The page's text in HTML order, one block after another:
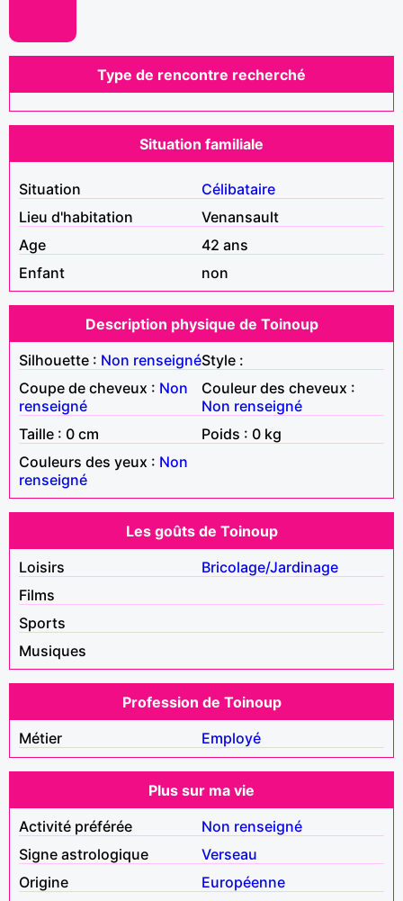
Type de rencontre recherché
Situation familiale
Situation
Célibataire
Lieu d'habitation
Venansault
Age
42 ans
Enfant
non
Description physique de Toinoup
Silhouette : Non renseignéStyle :
Coupe de cheveux : Non
renseigné
Couleur des cheveux :
Non renseigné
Taille : 0 cm
Poids : 0 kg
Couleurs des yeux : Non
renseigné
Les goûts de Toinoup
Loisirs
Bricolage/Jardinage
Films
Sports
Musiques
Profession de Toinoup
Métier
Employé
Plus sur ma vie
Activité préférée
Non renseigné
Signe astrologique
Verseau
Origine
Européenne